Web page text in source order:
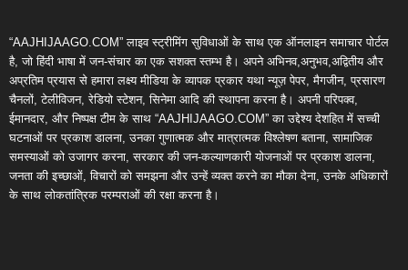
“AAJHIJAAGO.COM” लाइव स्ट्रीमिंग सुविधाओं के साथ एक ऑनलाइन समाचार पोर्टल
है, जो हिंदी भाषा में जन-संचार का एक सशक्त स्तम्भ है। अपने अभिनव,अनुभव,अद्वितीय और
अप्रतिम प्रयास से हमारा लक्ष्य मीडिया के व्यापक प्रकार यथा न्यूज़ पेपर, मैगजीन, प्रसारण
चैनलों, टेलीविजन, रेडियो स्टेशन, सिनेमा आदि की स्थापना करना है। अपनी परिपक्व,
ईमानदार, और निष्पक्ष टीम के साथ “AAJHIJAAGO.COM” का उद्देश्य देशहित में सच्ची
घटनाओं पर प्रकाश डालना, उनका गुणात्मक और मात्रात्मक विश्लेषण बताना, सामाजिक
समस्याओं को उजागर करना, सरकार की जन-कल्याणकारी योजनाओं पर प्रकाश डालना,
जनता की इच्छाओं, विचारों को समझना और उन्हें व्यक्त करने का मौका देना, उनके अधिकारों
के साथ लोकतांत्रिक परम्पराओं की रक्षा करना है।